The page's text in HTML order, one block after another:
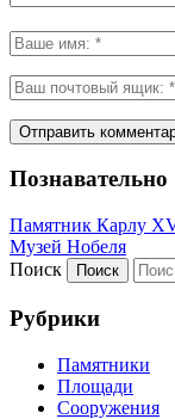
Познавательно
Памятник Карлу
Музей Нобеля
Поиск
Рубрики
Памятники
Площади
Сооружения